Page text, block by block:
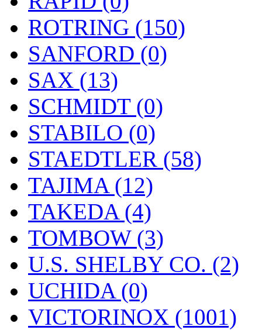
ROTRING (150)
SANFORD (0)
SAX (13)
SCHMIDT (0)
STABILO (0)
STAEDTLER (58)
TAJIMA (12)
TAKEDA (4)
TOMBOW (3)
U.S. SHELBY CO. (2)
UCHIDA (0)
VICTORINOX (1001)